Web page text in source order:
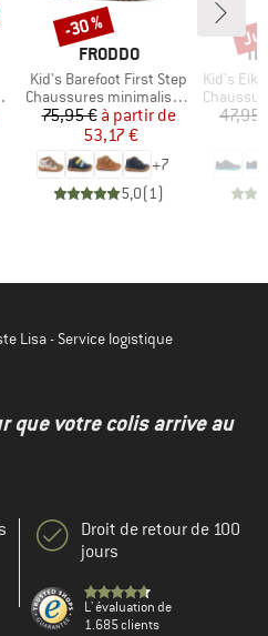
MARQUE
FRODDO
Article
Kid's Barefoot First Step
Product group
Chaussures minimalistes
Prix
75,95 € Prix réduit
à partir de
53,17 €
+7
5,0(1)
Remise
-30 %
Article
Kid's
Product
47,95
Lisa - Service logistique
que votre colis arrive au
Droit de retour de 100
jours
L' évaluation de
1.685 clients